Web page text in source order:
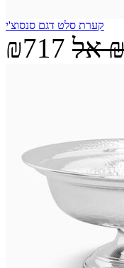
קערת סלט דגם סנסוצ'י
₪717 אל